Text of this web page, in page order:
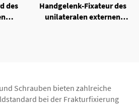
des
Handgelenk-Fixateur des
unilateralen externen
Schrauben bieten zahlreiche
bei der Frakturfixierung